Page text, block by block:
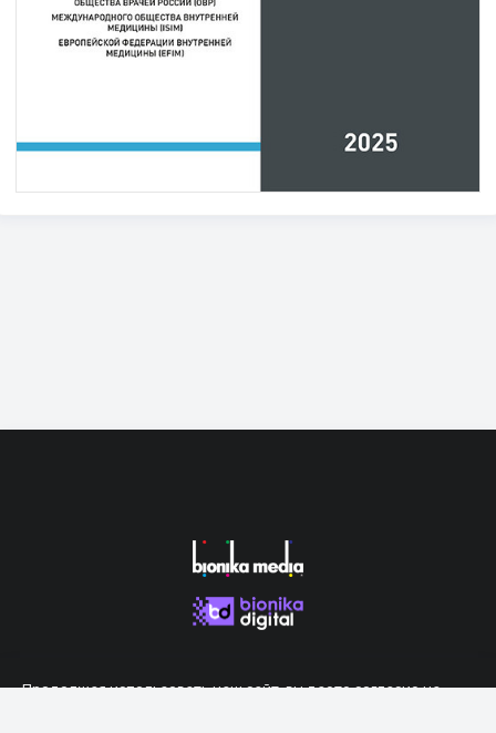
Продолжая использовать наш сайт, вы даете согласие на